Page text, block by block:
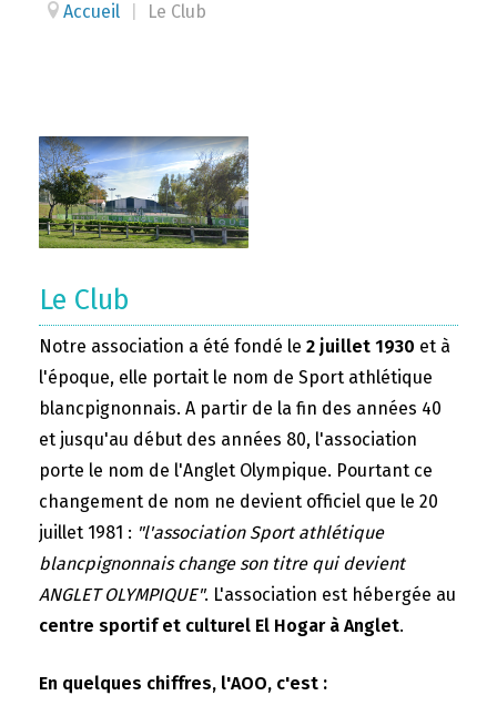
Accueil Le Club
Le Club
Notre association a été fondé le 2 juillet 1930 et à
l'époque, elle portait le nom de Sport athlétique
blancpignonnais. A partir de la fin des années 40
et jusqu'au début des années 80, l'association
porte le nom de l'Anglet Olympique. Pourtant ce
changement de nom ne devient officiel que le 20
juillet 1981 : "l'association Sport athlétique
blancpignonnais change son titre qui devient
ANGLET OLYMPIQUE". L'association est hébergée au
centre sportif et culturel El Hogar à Anglet.
En quelques chiffres, l'AOO, c'est :